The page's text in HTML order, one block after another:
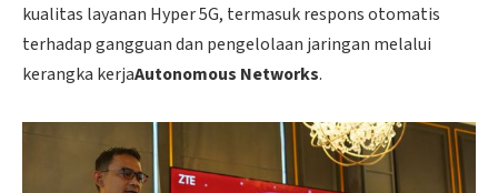
kualitas layanan Hyper 5G, termasuk respons otomatis
terhadap gangguan dan pengelolaan jaringan melalui
kerangka kerjaAutonomous Networks.